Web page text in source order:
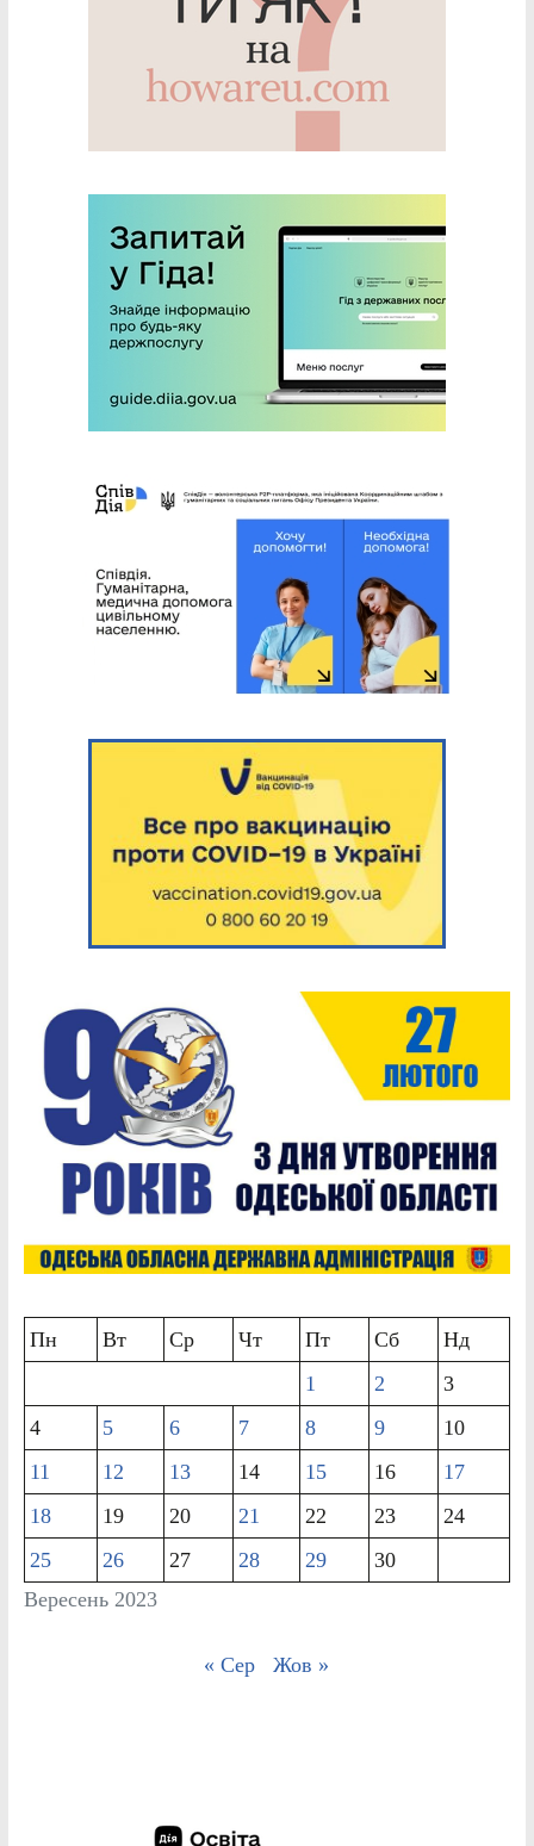
Вересень 2023
Пн Вт Ср Чт Пт Сб
Нд
1
2
3
4
5 6 7 8 9
10
11
12 13 14 15 16
17
18
19 20 21 22 23
24
25
26 27 28 29 30
« Сер Жов »